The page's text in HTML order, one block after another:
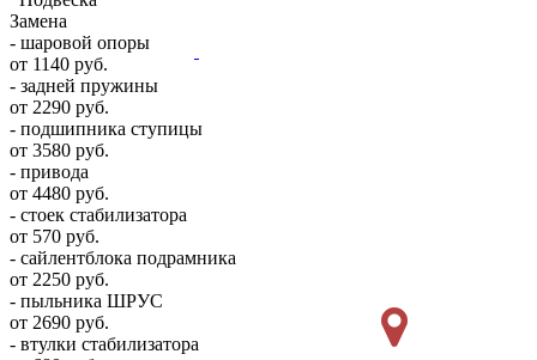
Замена
- шаровой опоры
от 1140 руб.
- задней пружины
от 2290 руб.
- подшипника ступицы
от 3580 руб.
- привода
от 4480 руб.
- стоек стабилизатора
от 570 руб.
- сайлентблока подрамника
от 2250 руб.
- пыльника ШРУС
от 2690 руб.
- втулки стабилизатора